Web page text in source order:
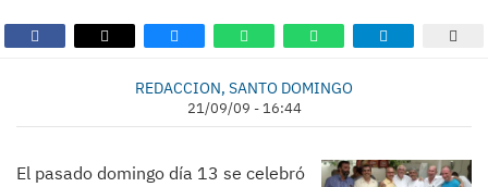
REDACCION, SANTO DOMINGO
21/09/09 - 16:44
El pasado domingo día 13 se celebró